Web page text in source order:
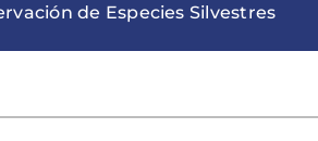
de Especies Silvestres